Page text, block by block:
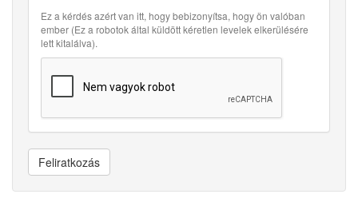
Ez a kérdés azért van itt, hogy bebizonyítsa, hogy ön valóban
ember (Ez a robotok által küldött kéretlen levelek elkerülésére
lett kitalálva).
Feliratkozás